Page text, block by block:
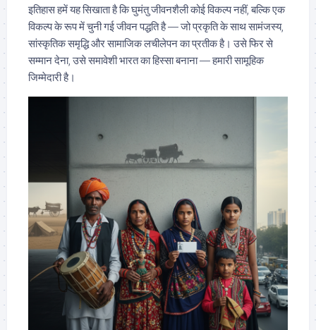
इतिहास हमें यह सिखाता है कि घुमंतु जीवनशैली कोई विकल्प नहीं, बल्कि एक
विकल्प के रूप में चुनी गई जीवन पद्धति है — जो प्रकृति के साथ सामंजस्य,
सांस्कृतिक समृद्धि और सामाजिक लचीलेपन का प्रतीक है। उसे फिर से
सम्मान देना, उसे समावेशी भारत का हिस्सा बनाना — हमारी सामूहिक
जिम्मेदारी है।